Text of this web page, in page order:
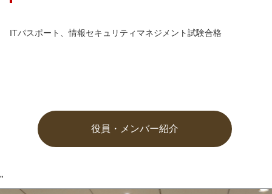
ITパスポート、情報セキュリティマネジメント試験合格
役員・メンバー紹介
”